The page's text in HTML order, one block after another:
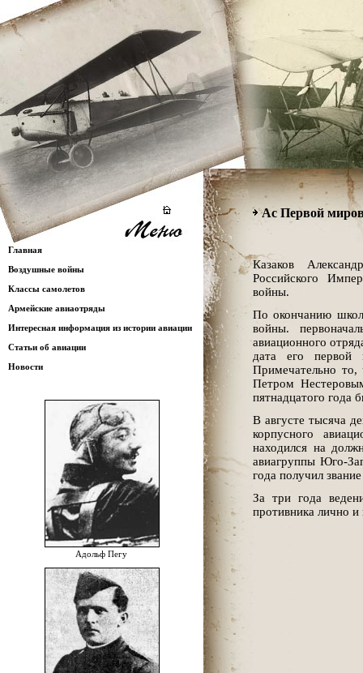
Главная
Воздушные войны
Классы самолетов
Армейские авиаотряды
Интересная информация из истории авиации
Статьи об авиации
Новости
Адольф Пегу
Ас Первой
Казаков
Российского
войны.
По окончанию
войны.
авиационного
дата его
Примечательно то,
Петром
пятнадцатого года
В августе тысяча
корпусного
находился на
авиагруппы Юго-
года получил
За три года
противника лично